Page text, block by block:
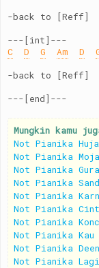
-back to [Reff]
---[int]---
C
D G Am D
-back to [Reff]
---[end]---
Mungkin kamu
Not Pianika
Not Pianika
Not Pianika
Not Pianika
Not Pianika
Not Pianika
Not Pianika
Not Pianika
Not Pianika
Not Pianika